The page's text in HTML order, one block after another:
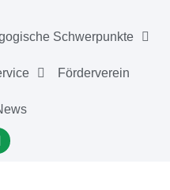
Schwerpunkte
Förderverein